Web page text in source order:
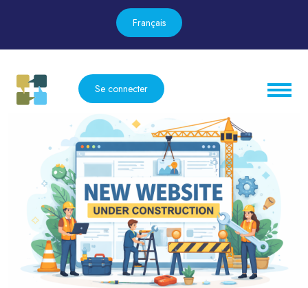
Français
Se connecter